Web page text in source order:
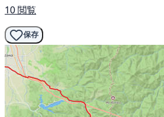
10 閲覧
保存